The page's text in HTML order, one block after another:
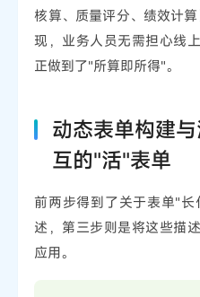
核算、质量评分、绩效计
现，业务人员无需担心线
正做到了"所算即所得"。
动态表单构建
互的"活"表单
前两步得到了关于表单"
述，第三步则是将这些描
应用。